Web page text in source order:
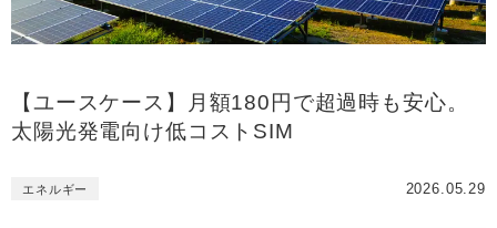
【ユースケース】月額180円で超過時も安心。
太陽光発電向け低コストSIM
エネルギー 2026.05.29